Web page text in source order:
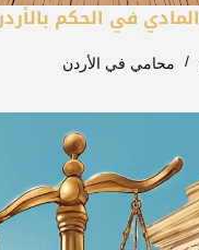
في الحكم
محامي في الأردن